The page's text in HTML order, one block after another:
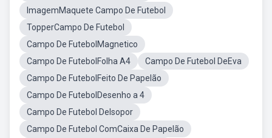
ImagemMaquete Campo De Futebol
TopperCampo De Futebol
Campo De FutebolMagnetico
Campo De FutebolFolha A4
Campo De Futebol DeEva
Campo De FutebolFeito De Papelão
Campo De FutebolDesenho a 4
Campo De Futebol DeIsopor
Campo De Futebol ComCaixa De Papelão